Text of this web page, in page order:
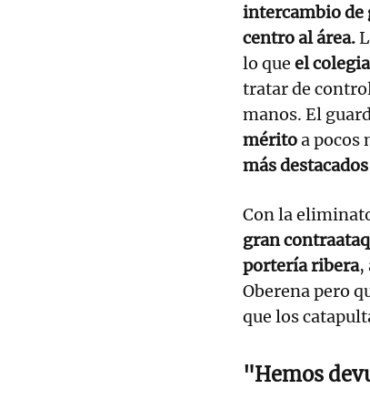
intercambio de
centro al área.
lo que el
tratar de
manos. El
méritoa pocos
más
Con la
gran
portería ribera,
Oberena pero
que los
"Hemos